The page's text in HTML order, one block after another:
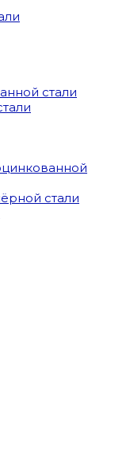
стали
стали